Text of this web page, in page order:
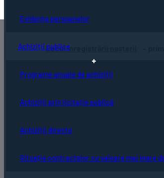
Evidența persoanelor
Achiziții publice
Programe anuale de achiziții
Achiziții prin licitație publică
Achiziții directe
Situația contractelor cu valoare mai mare
Locul înregistrării nașterii –
– 30 de zile pentru copilul născut
– În cazul în care copilul născut
Termenele prevăzute la lit. a),
a)Când părinţii sunt căsătoriţi: